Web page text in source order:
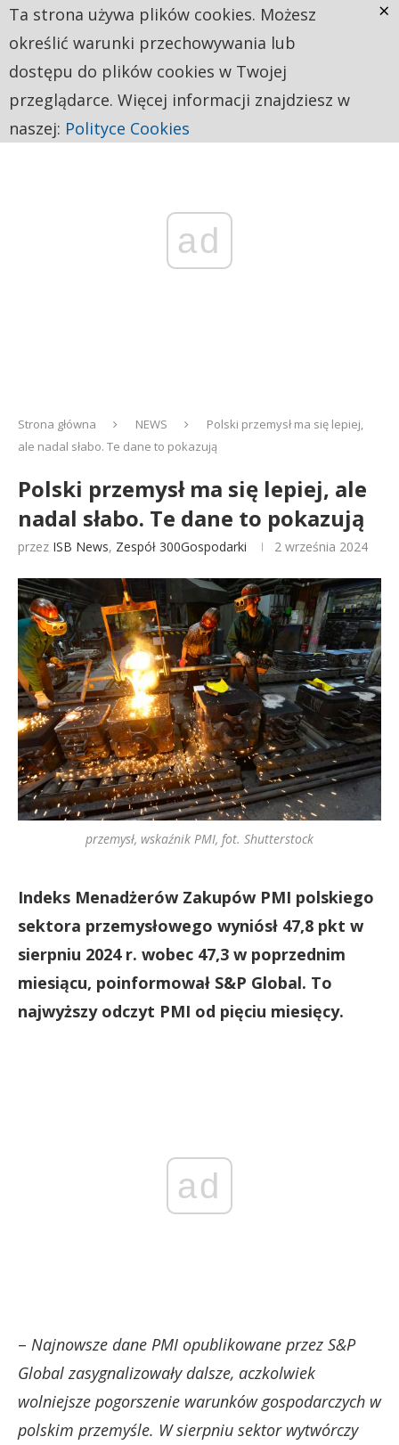
ad
Strona główna NEWS
Polski przemysł ma się lepiej,
ale nadal słabo. Te dane to pokazują
Polski przemysł ma się lepiej, ale
nadal słabo. Te dane to pokazują
przez ISB News, Zespół 300Gospodarki 2 września 2024
przemysł, wskaźnik PMI, fot. Shutterstock
Indeks Menadżerów Zakupów PMI polskiego
sektora przemysłowego wyniósł 47,8 pkt w
sierpniu 2024 r. wobec 47,3 w poprzednim
miesiącu, poinformował S&P Global. To
najwyższy odczyt PMI od pięciu miesięcy.
ad
– Najnowsze dane PMI opublikowane przez S&P
Global zasygnalizowały dalsze, aczkolwiek
wolniejsze pogorszenie warunków gospodarczych w
polskim przemyśle. W sierpniu sektor wytwórczy
Ta strona używa plików cookies. Możesz
określić warunki przechowywania lub
dostępu do plików cookies w Twojej
przeglądarce. Więcej informacji znajdziesz w
naszej: Polityce Cookies
×